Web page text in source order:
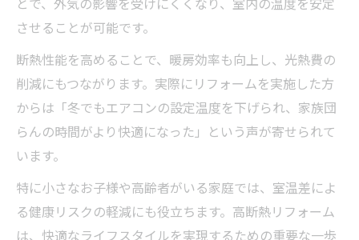
させることが可能です。
断熱性能を高めることで、暖房効率も向上し、光熱費の
削減にもつながります。実際にリフォームを実施した方
からは「冬でもエアコンの設定温度を下げられ、家族団
らんの時間がより快適になった」という声が寄せられて
います。
特に小さなお子様や高齢者がいる家庭では、室温差によ
る健康リスクの軽減にも役立ちます。高断熱リフォーム
は、快適なライフスタイルを実現するための重要な一歩